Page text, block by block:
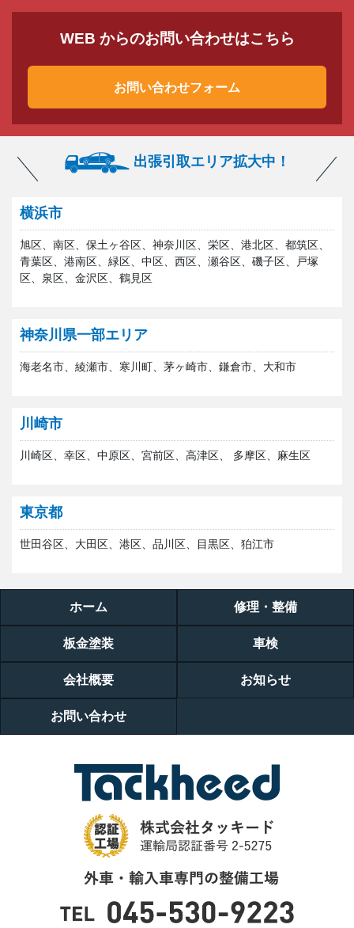
WEB からのお問い合わせはこちら
お問い合わせフォーム
出張引取エリア拡大中！
横浜市
旭区、南区、保土ヶ谷区、神奈川区、栄区、港北区、都筑区、
青葉区、港南区、緑区、中区、西区、瀬谷区、磯子区、戸塚
区、泉区、金沢区、鶴見区
神奈川県一部エリア
海老名市、綾瀬市、寒川町、茅ヶ崎市、鎌倉市、大和市
川崎市
川崎区、幸区、中原区、宮前区、高津区、 多摩区、麻生区
東京都
世田谷区、大田区、港区、品川区、目黒区、狛江市
ホーム 修理・整備
板金塗装 車検
会社概要 お知らせ
お問い合わせ